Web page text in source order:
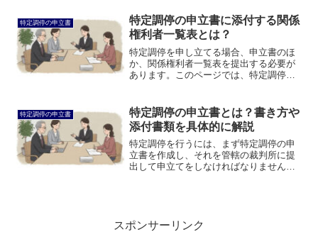
債務者であることを明らかにする資料に
ついて説明します。
特定調停の申立書
特定調停の申立書に添付する関係
権利者一覧表とは？
特定調停を申し立てる場合、申立書のほ
か、関係権利者一覧表を提出する必要が
あります。このページでは、特定調停の
特定調停の申立書
特定調停の申立書とは？書き方や
添付書類を具体的に解説
特定調停を行うには、まず特定調停の申
立書を作成し、それを管轄の裁判所に提
出して申立てをしなければなりません。
スポンサーリンク